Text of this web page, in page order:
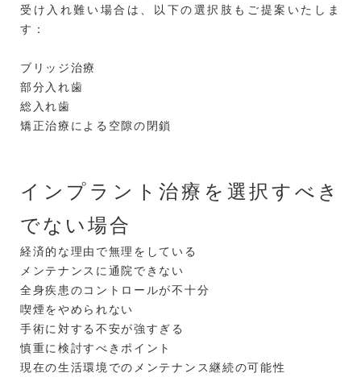
受け入れ難い場合は、以下の選択肢もご提案いたしま
す：
ブリッジ治療
部分入れ歯
総入れ歯
矯正治療による空隙の閉鎖
インプラント治療を選択すべき
でない場合
経済的な理由で無理をしている
メンテナンスに通院できない
全身疾患のコントロールが不十分
喫煙をやめられない
手術に対する不安が強すぎる
慎重に検討すべきポイント
現在の生活環境でのメンテナンス継続の可能性